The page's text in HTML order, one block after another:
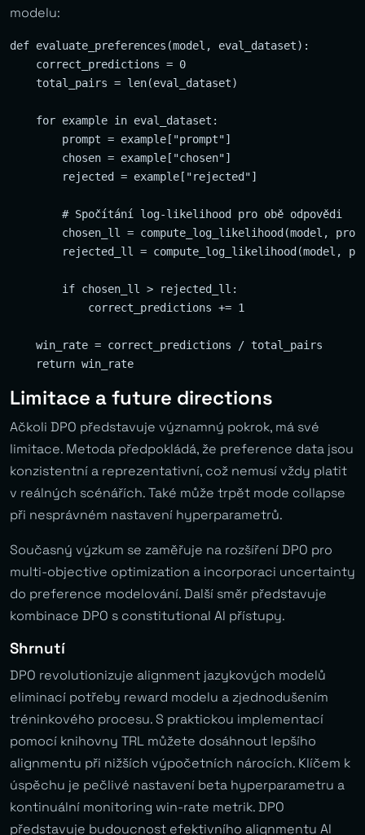
modelu:
def evaluate_preferences(model, eval_dataset):
    correct_predictions = 0
    total_pairs = len(eval_dataset)
    for example in eval_dataset:
        prompt = example["prompt"]
        chosen = example["chosen"]
        rejected = example["rejected"]
        # Spočítání log-likelihood pro obě odpovědi
chosen_ll = compute_log_likelihood(model,
rejected_ll = compute_log_likelihood(model,
        if chosen_ll > rejected_ll:
            correct_predictions += 1
    win_rate = correct_predictions / total_pairs
Limitace a future directions
Ačkoli DPO představuje významný pokrok, má své
limitace. Metoda předpokládá, že preference data jsou
konzistentní a reprezentativní, což nemusí vždy platit
v reálných scénářích. Také může trpět mode collapse
při nesprávném nastavení hyperparametrů.
Současný výzkum se zaměřuje na rozšíření DPO pro
multi-objective optimization a incorporaci uncertainty
do preference modelování. Další směr představuje
kombinace DPO s constitutional AI přístupy.
Shrnutí
DPO revolutionizuje alignment jazykových modelů
eliminací potřeby reward modelu a zjednodušením
tréninkového procesu. S praktickou implementací
pomocí knihovny TRL můžete dosáhnout lepšího
alignmentu při nižších výpočetních nárocích. Klíčem k
úspěchu je pečlivé nastavení beta hyperparametru a
kontinuální monitoring win-rate metrik. DPO
představuje budoucnost efektivního alignmentu AI